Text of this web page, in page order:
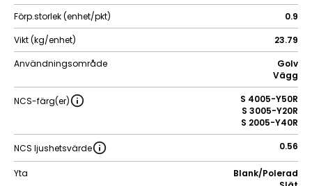
Förp.storlek (enhet/pkt)
0.9
Vikt (kg/enhet)
23.79
Användningsområde
Golv
Vägg
NCS-färg(er)
S 4005-Y50R
S 3005-Y20R
S 2005-Y40R
NCS ljushetsvärde 0.56
Yta
Blank/Polerad